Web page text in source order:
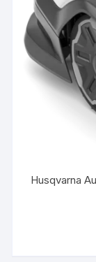
Husqvarna